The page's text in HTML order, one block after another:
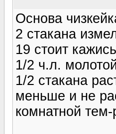
Основа
2 стакана
19 стоит
1/2 ч.л.
1/2 стакана
меньше и не
комнатной